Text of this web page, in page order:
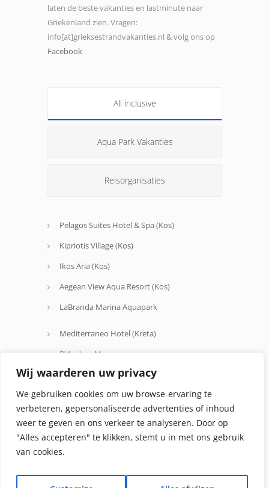
Wij waarderen uw privacy
We gebruiken cookies om uw browse-ervaring te
verbeteren, gepersonaliseerde advertenties of inhoud
weer te geven en ons verkeer te analyseren. Door op
"Alles accepteren" te klikken, stemt u in met ons gebruik
van cookies.
laten de beste vakanties en lastminute naar
Griekenland zien. Vragen:
info[at]grieksestrandvakanties.nl & volg ons op
Facebook
All inclusive
Aqua Park Vakanties
Reisorganisaties
Pelagos Suites Hotel & Spa (Kos)
Kipriotis Village (Kos)
Ikos Aria (Kos)
Aegean View Aqua Resort (Kos)
LaBranda Marina Aquapark
Mediterraneo Hotel (Kreta)
D'Andrea Mare
Avra Beach
Oceanis Hotel